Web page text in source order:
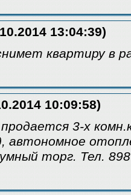
13:04:39)
квартиру в
10:09:58)
3-х
автономное
торг. Тел.